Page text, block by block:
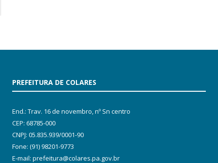
PREFEITURA DE COLARES
End.: Trav. 16 de novembro, nº Sn centro
CEP: 68785-000
CNPJ: 05.835.939/0001-90
Fone: (91) 98201-9773
E-mail: prefeitura@colares.pa.gov.br